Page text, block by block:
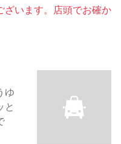
ざいます。店頭でお確か
ゆ
と